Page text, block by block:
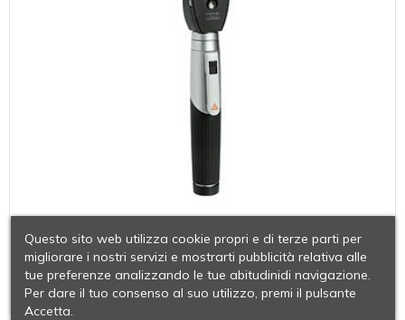
Questo sito web utilizza cookie propri e di terze parti per
migliorare i nostri servizi e mostrarti pubblicità relativa alle
tue preferenze analizzando le tue abitudinidi navigazione.
Per dare il tuo consenso al suo utilizzo, premi il pulsante
Accetta.